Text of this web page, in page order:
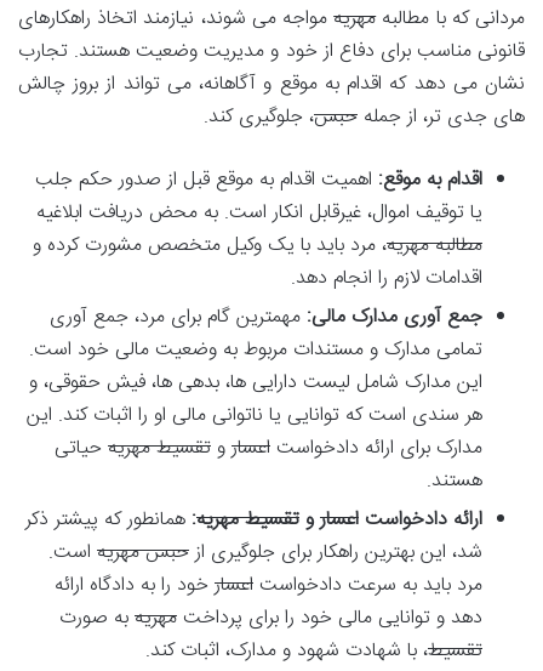
مردانی که با مطالبهمهریهمواجه می شوند، نیازمند اتخاذ راهکارهای
قانونی مناسب برای دفاع از خود و مدیریت وضعیت هستند. تجارب
نشان می دهد که اقدام به موقع و آگاهانه، می تواند از بروز چالش
های جدی تر، از جمله حبس، جلوگیری کند.
اقدام به موقع: اهمیت اقدام به موقع قبل از صدور حکم جلب
یا توقیف اموال، غیرقابل انکار است. به محض دریافت ابلاغیه
مطالبه مهریه، مرد باید با یک وکیل متخصص مشورت کرده و
اقدامات لازم را انجام دهد.
جمع آوری مدارک مالی: مهمترین گام برای مرد، جمع آوری
تمامی مدارک و مستندات مربوط به وضعیت مالی خود است.
این مدارک شامل لیست دارایی ها، بدهی ها، فیش حقوقی، و
هر سندی است که توانایی یا ناتوانی مالی او را اثبات کند. این
مدارک برای ارائه دادخواست اعساروتقسیط مهریه حیاتی
هستند.
ارائه دادخواست اعساروتقسیط مهریه: همانطور که پیشتر ذکر
شد، این بهترین راهکار برای جلوگیری ازحبس مهریه است.
مرد باید به سرعت دادخواست اعسارخود را به دادگاه ارائه
دهد و توانایی مالی خود را برای پرداخت مهریهبه صورت
تقسیط، با شهادت شهود و مدارک، اثبات کند.